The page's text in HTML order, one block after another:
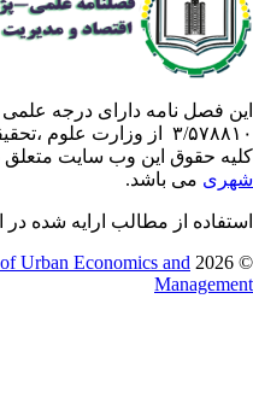
فصل نامه دارای درجه
وزارت علوم ،تحقیقات فناوری است .
حقوق این وب سایت متعلق
می باشد.
از مطالب ارایه شده در
©
of Urban Economics and